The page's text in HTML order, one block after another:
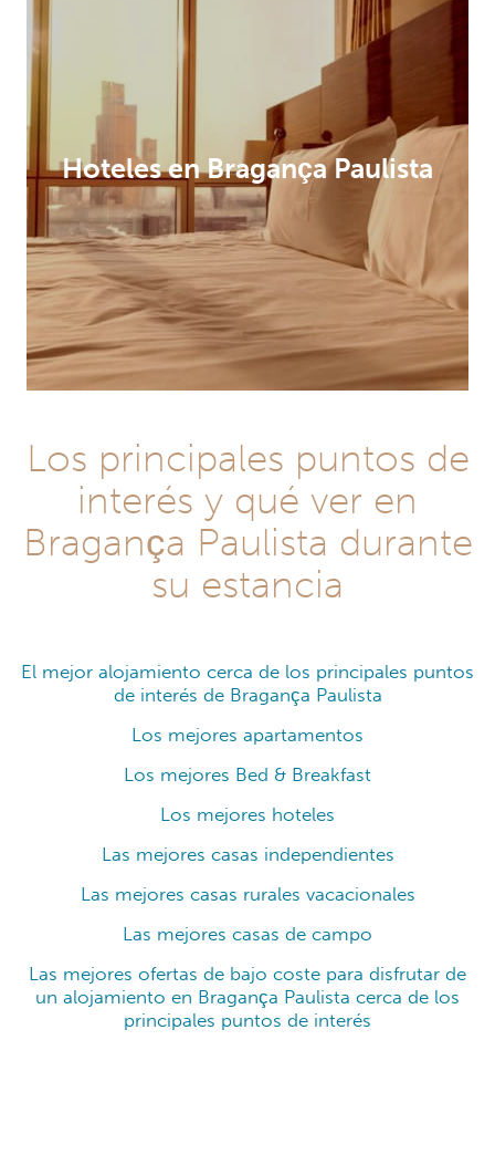
Hoteles en Bragança Paulista
Los principales puntos de
interés y qué ver en
Bragança Paulista durante
su estancia
El mejor alojamiento cerca de los principales puntos
de interés de Bragança Paulista
Los mejores apartamentos
Los mejores Bed & Breakfast
Los mejores hoteles
Las mejores casas independientes
Las mejores casas rurales vacacionales
Las mejores casas de campo
Las mejores ofertas de bajo coste para disfrutar de
un alojamiento en Bragança Paulista cerca de los
principales puntos de interés